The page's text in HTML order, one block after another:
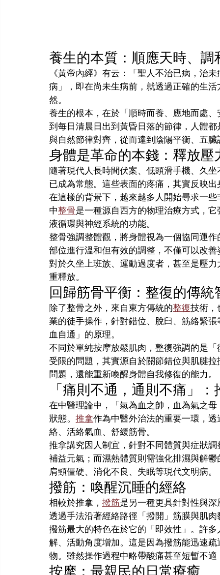
養生的本質：順應天時、調
《黃帝內經》有云：「聖人不治已病，治
病」，即在尚未生病前，就透過正確的生
然。
養生的根本，在於「順時而養、應地而處
到每日清晨日出到黃昏日落的節律，人體
與自然節律對齊，從而達到陰陽平衡、五臟
身體是革命的本錢：釋放壓
隨著現代人長時間伏案、低頭滑手機、久
已成為常態。這些表面的疼痛，其實反映
在這樣的背景下，越來越多人開始尋求一
中整骨是一種源自西方的物理治療方式，
液循環與神經系統的功能。
整骨強調整體觀，將身體視為一個協同運
部位進行溫和但有效的調整，不僅可以改
對於久坐上班族、運動過度者，甚至是壓
重釋放。
回歸筋骨平衡：整復的傳統
除了整骨之外，來自東方傳統的整復技術，
業的徒手操作，針對錯位、脫臼、筋絡緊
血自通」的原理。
不同於單純按摩放鬆肌肉，整復強調的是
受限的問題，其實源自於關節錯位與肌腱
問題，還能重新喚醒身體自我修復的能力。
「痛則不通，通則不痛」
在中醫理論中，「氣為血之帥，血為氣之
狀態。 推拿作為中醫外治法的重要一環，
絡、活絡氣血、舒緩筋骨。
推拿講究因人制宜，針對不同體質與症狀
補益元氣；而濕熱體質則需強化排濕與解
肩頸僵硬、消化不良、失眠等現代文明病。
撥筋：喚醒沉睡的經絡
相較於推拿， 撥筋是另一種更具針對性與
透過手法沿著經絡路徑「撥開」筋膜與肌
撥筋最大的特色在於它的「即效性」。許
解、活動角度增加。這是因為撥筋能迅速
物。雖然操作過程中略帶酸痛甚至短暫不
按摩：最親民的日常療癒